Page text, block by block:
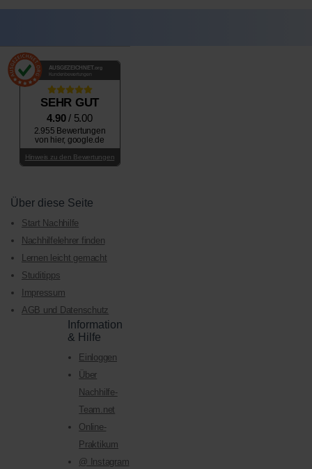
AUSGEZEICHNET .org
Kundenbewertungen
SEHR GUT
4.90/ 5.00
2.955 Bewertungen
von hier, google.de
Hinweis zu den Bewertungen
Über diese Seite
Start Nachhilfe
Nachhilfelehrer finden
Lernen leicht gemacht
Studitipps
Impressum
AGB und Datenschutz
Information
& Hilfe
Einloggen
Über
Nachhilfe-
Team.net
Online-
Praktikum
@ Instagram